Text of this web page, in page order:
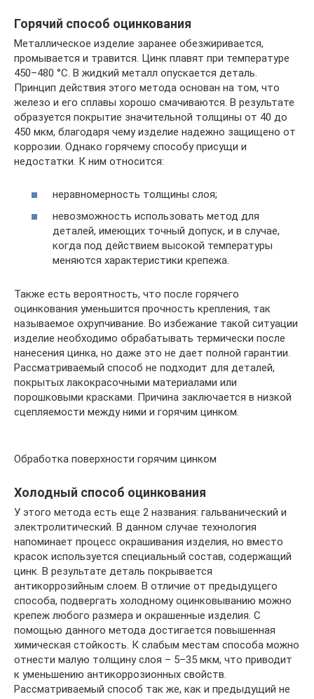
Горячий способ оцинкования
Металлическое изделие заранее обезжиривается,
промывается и травится. Цинк плавят при температуре
450–480 °C. В жидкий металл опускается деталь.
Принцип действия этого метода основан на том, что
железо и его сплавы хорошо смачиваются. В результате
образуется покрытие значительной толщины от 40 до
450 мкм, благодаря чему изделие надежно защищено от
коррозии. Однако горячему способу присущи и
недостатки. К ним относится:
неравномерность толщины слоя;
невозможность использовать метод для
деталей, имеющих точный допуск, и в случае,
когда под действием высокой температуры
меняются характеристики крепежа.
Также есть вероятность, что после горячего
оцинкования уменьшится прочность крепления, так
называемое охрупчивание. Во избежание такой ситуации
изделие необходимо обрабатывать термически после
нанесения цинка, но даже это не дает полной гарантии.
Рассматриваемый способ не подходит для деталей,
покрытых лакокрасочными материалами или
порошковыми красками. Причина заключается в низкой
сцепляемости между ними и горячим цинком.
Обработка поверхности горячим цинком
Холодный способ оцинкования
У этого метода есть еще 2 названия: гальванический и
электролитический. В данном случае технология
напоминает процесс окрашивания изделия, но вместо
красок используется специальный состав, содержащий
цинк. В результате деталь покрывается
антикоррозийным слоем. В отличие от предыдущего
способа, подвергать холодному оцинковыванию можно
крепеж любого размера и окрашенные изделия. С
помощью данного метода достигается повышенная
химическая стойкость. К слабым местам способа можно
отнести малую толщину слоя – 5–35 мкм, что приводит
к уменьшению антикоррозионных свойств.
Рассматриваемый способ так же, как и предыдущий не